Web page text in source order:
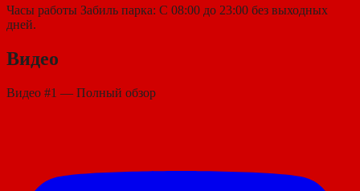
Часы работы Забиль парка: С 08:00 до 23:00 без выходных
дней.
Видео
Видео #1 — Полный обзор